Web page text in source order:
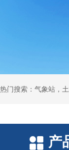
热门搜索：气象站，
产